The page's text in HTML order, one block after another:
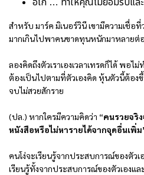
สำหรับ มาร์ค มิเนอร์วินี เขามีความเชื่อ
มากเกินไปพาคนขาดทุนหนักมาหลายต่
ลองคิดถึงตัวเราเองเวลาเทรดก็ได้ พอ
ต้องเป็นไปตามที่ตัวเองคิด หุ้นตัวนี้ต้อง
จบไม่สวยสักราย
(ปล.) หากใครมีความคิดว่า “คนรวยจริ
หนังสือหรือไม่หารายได้จากจุดอื่นเพิ่ม
คนโง่จะเรียนรู้จากประสบการณ์ของตัวเ
เรียนรู้ทั้งจากประสบการณ์ของตัวเองแ